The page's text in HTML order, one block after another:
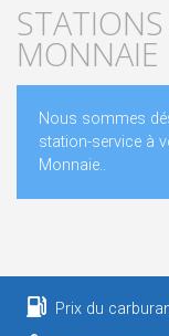
MONNAIE
Nous sommes
station-service à
Monnaie..
Prix du